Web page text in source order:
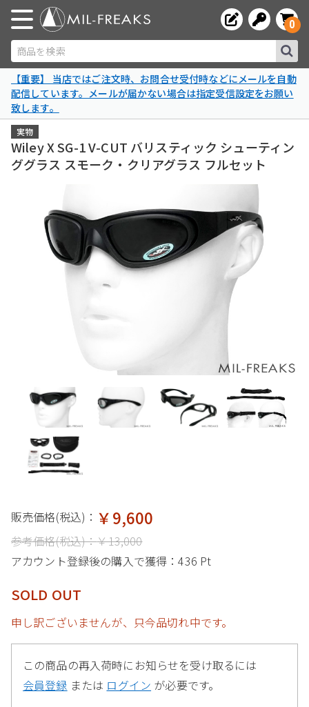
商品を検索
0
【重要】 当店ではご注文時、お問合せ受付時などにメールを自動
配信しています。メールが届かない場合は指定受信設定をお願い
致します。
実物
Wiley X SG-1 V-CUT バリスティック シューティン
ググラス スモーク・クリアグラス フルセット
販売価格(税込)： ￥9,600
参考価格(税込)：￥13,000
アカウント登録後の購入で獲得：436 Pt
SOLD OUT
申し訳ございませんが、只今品切れ中です。
この商品の再入荷時にお知らせを受け取るには
会員登録 または ログイン が必要です。